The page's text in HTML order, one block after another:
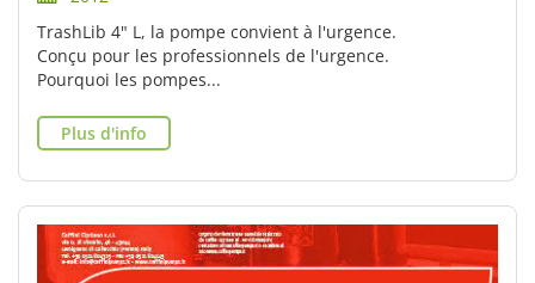
TrashLib 4" L, la pompe convient à l'urgence.
Conçu pour les professionnels de l'urgence.
Pourquoi les pompes...
Plus d'info